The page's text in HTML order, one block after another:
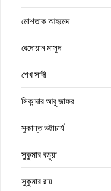
মোশতাক আহমেদ
রেদোয়ান মাসুদ
শেখ সাদী
সিকান্দার আবু জাফর
সুকান্ত ভট্টাচার্য
সুকুমার বড়ুয়া
সুকুমার রায়